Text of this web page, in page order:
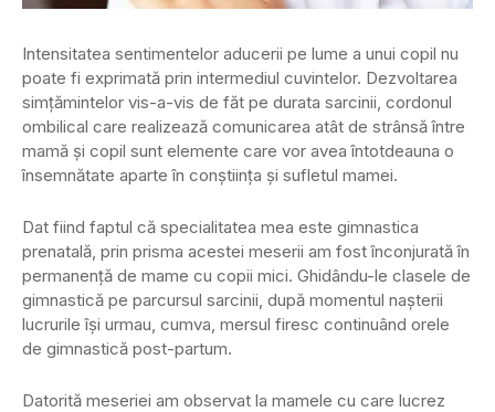
Intensitatea sentimentelor aducerii pe lume a unui copil nu
poate fi exprimată prin intermediul cuvintelor. Dezvoltarea
simțămintelor vis-a-vis de făt pe durata sarcinii, cordonul
ombilical care realizează comunicarea atât de strânsă între
mamă și copil sunt elemente care vor avea întotdeauna o
însemnătate aparte în conștiința și sufletul mamei.
Dat fiind faptul că specialitatea mea este gimnastica
prenatală, prin prisma acestei meserii am fost înconjurată în
permanență de mame cu copii mici. Ghidându-le clasele de
gimnastică pe parcursul sarcinii, după momentul nașterii
lucrurile își urmau, cumva, mersul firesc continuând orele
de gimnastică post-partum.
Datorită meseriei am observat la mamele cu care lucrez